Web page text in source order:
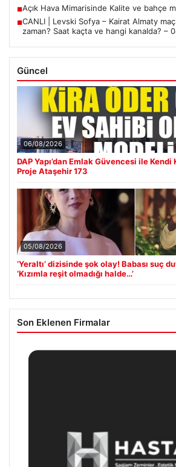
■Açık Hava Mimarisinde Kalite ve bahçe
■CANLI | Levski Sofya – Kairat Almaty maç
zaman? Saat kaçta ve hangi kanalda? –
Güncel
06/08/2026
DAP Yapı’dan Emlak Güvencesi ile
Proje Ataşehir 173
05/08/2026
‘Yeraltı’ dizisinde şok olay! Babası suç
‘Kızımla reşit olmadığı halde…’
Son Eklenen Firmalar